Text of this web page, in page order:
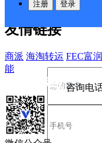
注册 登录
友情链接
商派 海淘转运 FEC富
能
咨询电